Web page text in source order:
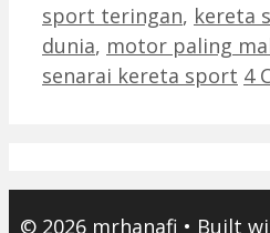
sport teringan, kereta
dunia, motor paling
senarai kereta sport 4
© 2026 mrhanafi • Built